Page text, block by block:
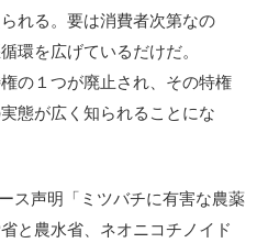
れる。要は消費者次第なの
環を広げているだけだ。
の１つが廃止され、その特権
態が広く知られることにな
ス声明「ミツバチに有害な農薬
と農水省、ネオニコチノイド